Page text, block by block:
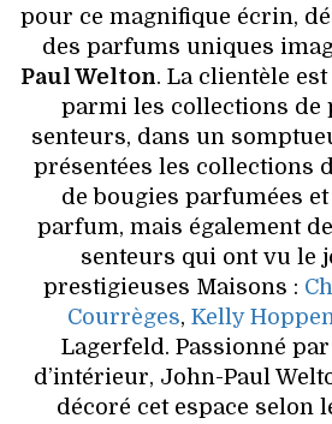
pour ce magnifique écrin,
des parfums uniques
Paul Welton. La clientèle
parmi les collections de
senteurs, dans un
présentées les collections
de bougies parfumées
parfum, mais également
senteurs qui ont vu le
prestigieuses Maisons :
Courrèges, Kelly
Lagerfeld. Passionné
d’intérieur, John-Paul
décoré cet espace selon